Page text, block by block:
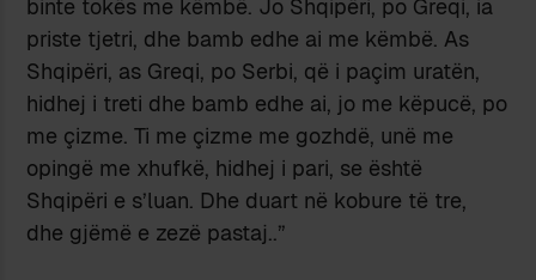
binte tokës me këmbë. Jo Shqipëri, po Greqi, ia
priste tjetri, dhe bamb edhe ai me këmbë. As
Shqipëri, as Greqi, po Serbi, që i paçim uratën,
hidhej i treti dhe bamb edhe ai, jo me këpucë, po
me çizme. Ti me çizme me gozhdë, unë me
opingë me xhufkë, hidhej i pari, se është
Shqipëri e s’luan. Dhe duart në kobure të tre,
dhe gjëmë e zezë pastaj..”